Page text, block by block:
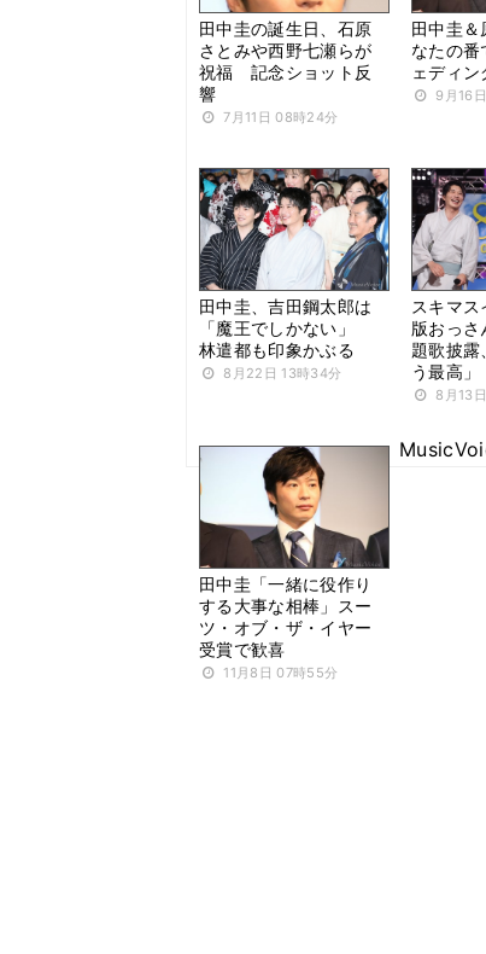
田中圭の誕生日、石原
さとみや西野七瀬らが
祝福 記念ショット反
響
7月11日 08時24分
田中圭＆
なたの番
ェディ
9月16
田中圭、吉田鋼太郎は
「魔王でしかない」
林遣都も印象かぶる
8月22日 13時34分
スキマ
版おっさ
題歌披露
う最高」
8月13
田中圭「一緒に役作り
する大事な相棒」スー
ツ・オブ・ザ・イヤー
受賞で歓喜
11月8日 07時55分